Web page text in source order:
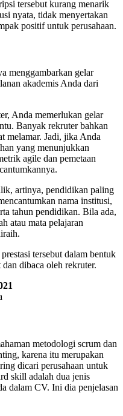
tersebut kurang menarik
nyata, tidak menyertakan
positif untuk perusahaan.
menggambarkan gelar
akademis Anda dari
Anda memerlukan gelar
Banyak rekruter bahkan
melamar. Jadi, jika Anda
yang menunjukkan
agile dan pemetaan
artinya, pendidikan paling
nama institusi,
tahun pendidikan. Bila ada,
atau mata pelajaran
tersebut dalam bentuk
dibaca oleh rekruter.
metodologi scrum dan
karena itu merupakan
dicari perusahaan untuk
skill adalah dua jenis
dalam CV. Ini dia penjelasan